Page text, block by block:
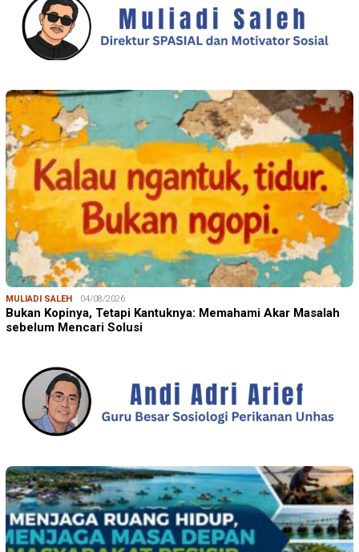
MULIADI SALEH 04/08/2026
Bukan Kopinya, Tetapi Kantuknya: Memahami Akar Masalah
sebelum Mencari Solusi